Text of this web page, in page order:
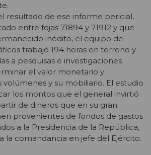
resultado de ese informe pericial,
entre fojas 71894 y 71912 y que
inédito, el equipo de
trabajó 194 horas en terreno y
a pesquisas e investigaciones
el valor monetario y
y su mobiliario. El estudio
los montos que el general invirtió
de dineros que en su gran
provenientes de fondos de gastos
a la Presidencia de la República,
la comandancia en jefe del Ejército.